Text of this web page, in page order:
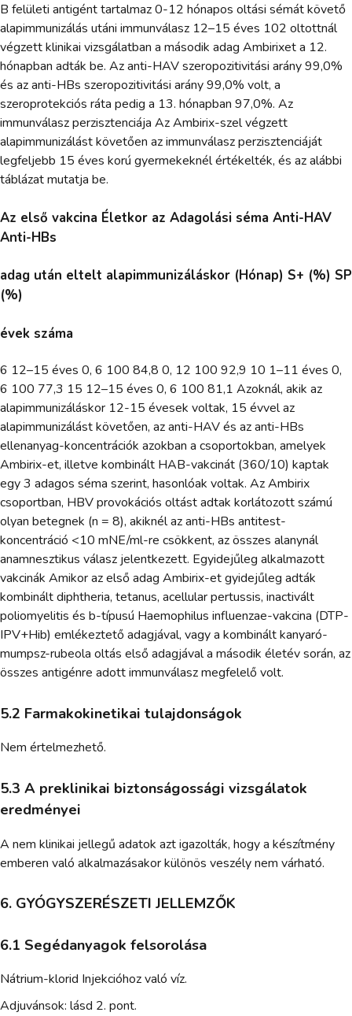
B felületi antigént tartalmaz 0-12 hónapos oltási sémát követő
alapimmunizálás utáni immunválasz 12–15 éves 102 oltottnál
végzett klinikai vizsgálatban a második adag Ambirixet a 12.
hónapban adták be. Az anti-HAV szeropozitivitási arány 99,0%
és az anti-HBs szeropozitivitási arány 99,0% volt, a
szeroprotekciós ráta pedig a 13. hónapban 97,0%. Az
immunválasz perzisztenciája Az Ambirix-szel végzett
alapimmunizálást követően az immunválasz perzisztenciáját
legfeljebb 15 éves korú gyermekeknél értékelték, és az alábbi
táblázat mutatja be.
Az első vakcina Életkor az Adagolási séma Anti-HAV
Anti-HBs
adag után eltelt alapimmunizáláskor (Hónap) S+ (%) SP
(%)
évek száma
6 12–15 éves 0, 6 100 84,8 0, 12 100 92,9 10 1–11 éves 0,
6 100 77,3 15 12–15 éves 0, 6 100 81,1 Azoknál, akik az
alapimmunizáláskor 12-15 évesek voltak, 15 évvel az
alapimmunizálást követően, az anti-HAV és az anti-HBs
ellenanyag-koncentrációk azokban a csoportokban, amelyek
Ambirix-et, illetve kombinált HAB-vakcinát (360/10) kaptak
egy 3 adagos séma szerint, hasonlóak voltak. Az Ambirix
csoportban, HBV provokációs oltást adtak korlátozott számú
olyan betegnek (n = 8), akiknél az anti-HBs antitest-
koncentráció <10 mNE/ml-re csökkent, az összes alanynál
anamnesztikus válasz jelentkezett. Egyidejűleg alkalmazott
vakcinák Amikor az első adag Ambirix-et gyidejűleg adták
kombinált diphtheria, tetanus, acellular pertussis, inactivált
poliomyelitis és b-típusú Haemophilus influenzae-vakcina (DTP-
IPV+Hib) emlékeztető adagjával, vagy a kombinált kanyaró-
mumpsz-rubeola oltás első adagjával a második életév során, az
összes antigénre adott immunválasz megfelelő volt.
5.2 Farmakokinetikai tulajdonságok
Nem értelmezhető.
5.3 A preklinikai biztonságossági vizsgálatok
eredményei
A nem klinikai jellegű adatok azt igazolták, hogy a készítmény
emberen való alkalmazásakor különös veszély nem várható.
6. GYÓGYSZERÉSZETI JELLEMZŐK
6.1 Segédanyagok felsorolása
Nátrium-klorid Injekcióhoz való víz.
Adjuvánsok: lásd 2. pont.